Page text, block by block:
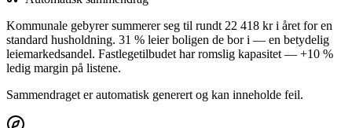
Kommunale gebyrer summerer seg til rundt 22 418 kr i året for en
standard husholdning. 31 % leier boligen de bor i — en betydelig
leiemarkedsandel. Fastlegetilbudet har romslig kapasitet — +10 %
ledig margin på listene.
Sammendraget er automatisk generert og kan inneholde feil.